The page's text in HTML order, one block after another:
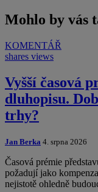
Mohlo by vás
KOMENTÁŘ
shares views
Vyšší časová
dluhopisu.
trhy?
Jan Berka 4. srpna 2026
Časová prémie
požadují jako
nejistotě ohledně